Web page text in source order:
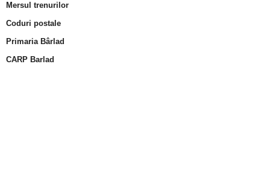
Mersul trenurilor
Coduri postale
Primaria Bârlad
CARP Barlad